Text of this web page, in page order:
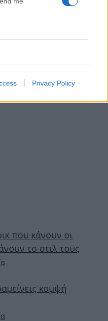
Privacy Policy
θα σε βγάλουν
days
που κάνουν οι
το στιλ τους
κομψή